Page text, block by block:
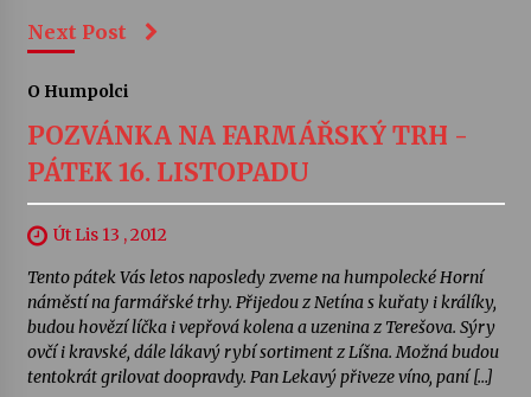
Next Post
O Humpolci
POZVÁNKA NA FARMÁŘSKÝ TRH -
PÁTEK 16. LISTOPADU
Út Lis 13 , 2012
Tento pátek Vás letos naposledy zveme na humpolecké Horní
náměstí na farmářské trhy. Přijedou z Netína s kuřaty i králíky,
budou hovězí líčka i vepřová kolena a uzenina z Terešova. Sýry
ovčí i kravské, dále lákavý rybí sortiment z Líšna. Možná budou
tentokrát grilovat doopravdy. Pan Lekavý přiveze víno, paní […]